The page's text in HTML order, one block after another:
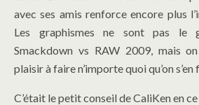
avec ses amis renforce encore plus
Les graphismes ne sont pas
Smackdown vs RAW 2009, mais
plaisir à faire n’importe quoi qu’on s’en
C’était le petit conseil de CaliKen en